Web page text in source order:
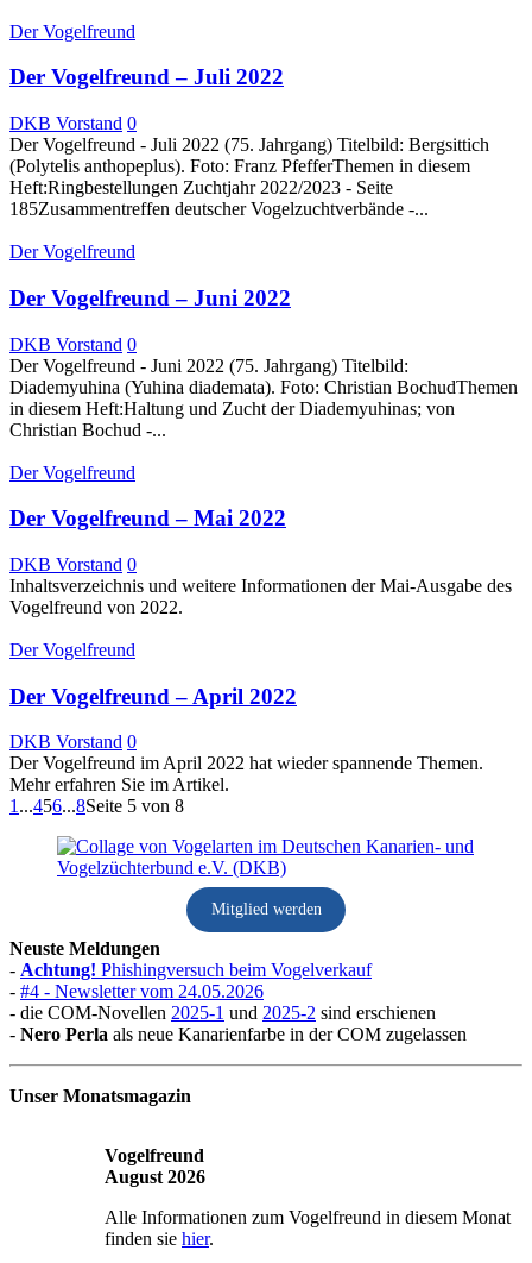
Der Vogelfreund
Der Vogelfreund – Juli 2022
DKB Vorstand 0
Der Vogelfreund - Juli 2022 (75. Jahrgang) Titelbild: Bergsittich
(Polytelis anthopeplus). Foto: Franz PfefferThemen in diesem
Heft:Ringbestellungen Zuchtjahr 2022/2023 - Seite
185Zusammentreffen deutscher Vogelzuchtverbände -...
Der Vogelfreund
Der Vogelfreund – Juni 2022
DKB Vorstand 0
Der Vogelfreund - Juni 2022 (75. Jahrgang) Titelbild:
Diademyuhina (Yuhina diademata). Foto: Christian BochudThemen
in diesem Heft:Haltung und Zucht der Diademyuhinas; von
Christian Bochud -...
Der Vogelfreund
Der Vogelfreund – Mai 2022
DKB Vorstand 0
Inhaltsverzeichnis und weitere Informationen der Mai-Ausgabe des
Vogelfreund von 2022.
Der Vogelfreund
Der Vogelfreund – April 2022
DKB Vorstand 0
Der Vogelfreund im April 2022 hat wieder spannende Themen.
Mehr erfahren Sie im Artikel.
1...456...8Seite 5 von 8
Mitglied werden
Neuste Meldungen
- Achtung! Phishingversuch beim Vogelverkauf
- #4 - Newsletter vom 24.05.2026
- die COM-Novellen 2025-1 und 2025-2 sind erschienen
- Nero Perla als neue Kanarienfarbe in der COM zugelassen
Unser Monatsmagazin
Vogelfreund
August 2026
Alle Informationen zum Vogelfreund in diesem Monat
finden sie hier.